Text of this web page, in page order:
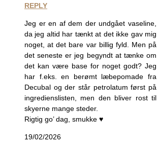
REPLY
Jeg er en af dem der undgået vaseline,
da jeg altid har tænkt at det ikke gav mig
noget, at det bare var billig fyld. Men på
det seneste er jeg begyndt at tænke om
det kan være base for noget godt? Jeg
har f.eks. en berømt læbepomade fra
Decubal og der står petrolatum først på
ingredienslisten, men den bliver rost til
skyerne mange steder.
Rigtig go’ dag, smukke ♥
19/02/2026